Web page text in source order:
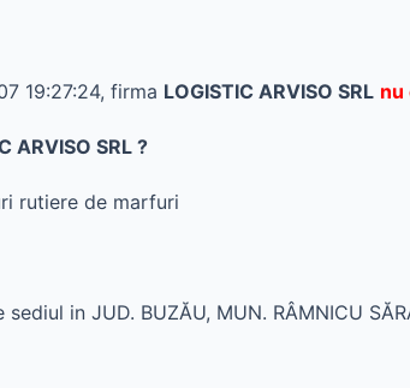
19:27:24, firma LOGISTIC ARVISO SRL nu
ARVISO SRL ?
rutiere de marfuri
in JUD. BUZĂU, MUN. RÂMNICU